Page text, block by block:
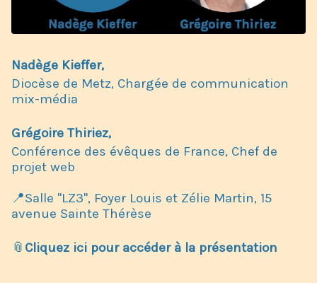
Nadège Kieffer,
Diocèse de Metz, Chargée de communication
mix-média
Grégoire Thiriez,
Conférence des évêques de France, Chef de
projet web
📍Salle "LZ3", Foyer Louis et Zélie Martin, 15
avenue Sainte Thérèse
📎 Cliquez ici pour accéder à la présentation